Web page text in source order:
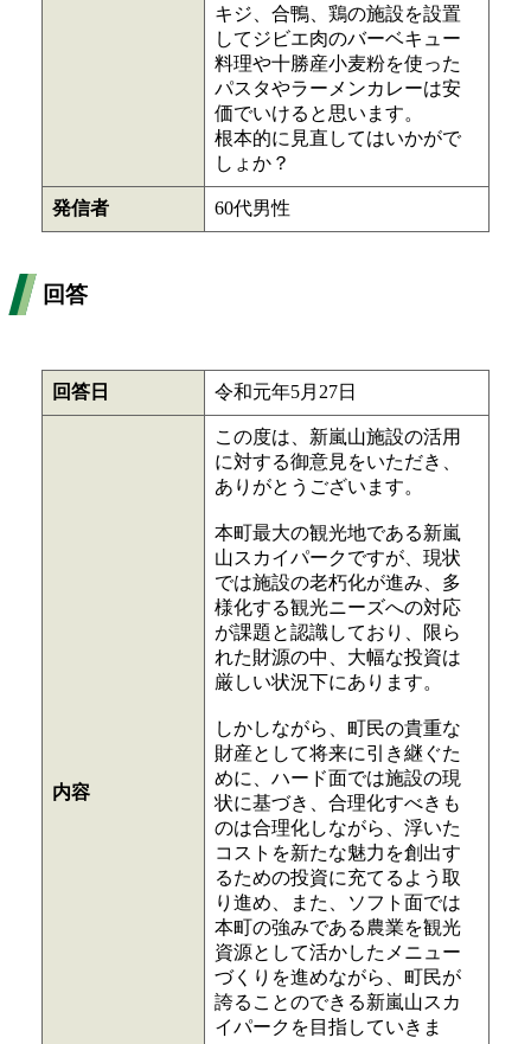
キジ、合鴨、鶏の施設を設置
してジビエ肉のバーベキュー
料理や十勝産小麦粉を使った
パスタやラーメンカレーは安
価でいけると思います。
根本的に見直してはいかがで
しょか？
発信者 60代男性
回答
回答日 令和元年5月27日
内容
この度は、新嵐山施設の活用
に対する御意見をいただき、
ありがとうございます。
本町最大の観光地である新嵐
山スカイパークですが、現状
では施設の老朽化が進み、多
様化する観光ニーズへの対応
が課題と認識しており、限ら
れた財源の中、大幅な投資は
厳しい状況下にあります。
しかしながら、町民の貴重な
財産として将来に引き継ぐた
めに、ハード面では施設の現
状に基づき、合理化すべきも
のは合理化しながら、浮いた
コストを新たな魅力を創出す
るための投資に充てるよう取
り進め、また、ソフト面では
本町の強みである農業を観光
資源として活かしたメニュー
づくりを進めながら、町民が
誇ることのできる新嵐山スカ
イパークを目指していきま